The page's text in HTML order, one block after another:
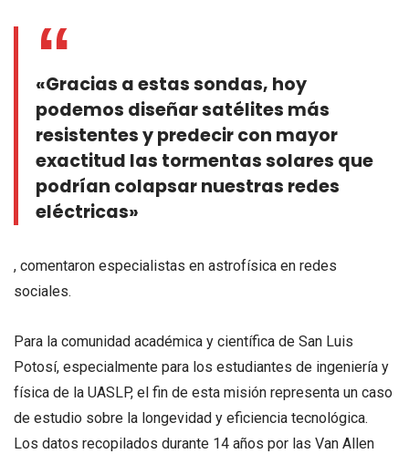
«Gracias a estas sondas, hoy
podemos diseñar satélites más
resistentes y predecir con mayor
exactitud las tormentas solares que
podrían colapsar nuestras redes
eléctricas»
, comentaron especialistas en astrofísica en redes
sociales.
Para la comunidad académica y científica de San Luis
Potosí, especialmente para los estudiantes de ingeniería y
física de la UASLP, el fin de esta misión representa un caso
de estudio sobre la longevidad y eficiencia tecnológica.
Los datos recopilados durante 14 años por las Van Allen